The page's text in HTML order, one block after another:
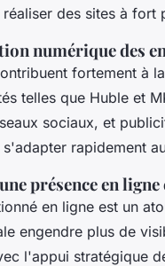
des sites à fort
numérique des
fortement à
telles que Huble et
sociaux, et
rapidement
présence en
en ligne est un
engendre plus de
l'appui stratégique